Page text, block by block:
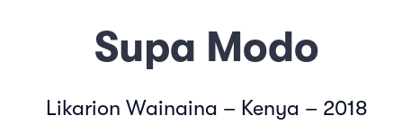
Supa Modo
Likarion Wainaina – Kenya – 2018